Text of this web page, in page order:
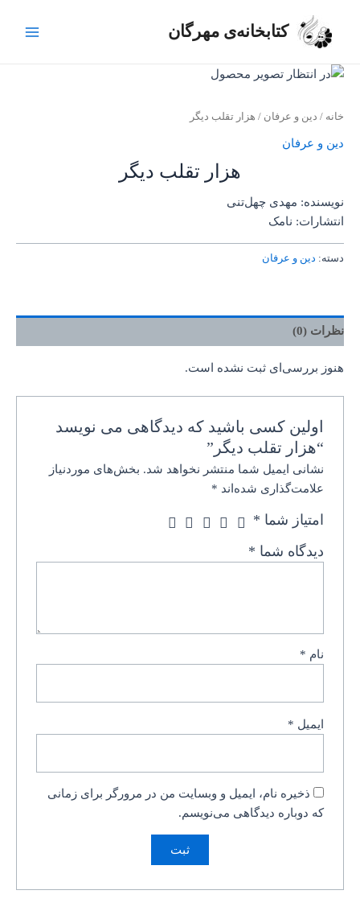
کتابخانه‌ی مهرگان
خانه / دین و عرفان / هزار تقلب دیگر
دین و عرفان
هزار تقلب دیگر
نویسنده: مهدی چهل‌تنی
انتشارات: نامک
دسته: دین و عرفان
نظرات (0)
هنوز بررسی‌ای ثبت نشده است.
اولین کسی باشید که دیدگاهی می نویسد
“هزار تقلب دیگر”
نشانی ایمیل شما منتشر نخواهد شد. بخش‌های موردنیاز
علامت‌گذاری شده‌اند *
امتیاز شما *
دیدگاه شما *
نام *
ایمیل *
ذخیره نام، ایمیل و وبسایت من در مرورگر برای زمانی
که دوباره دیدگاهی می‌نویسم.